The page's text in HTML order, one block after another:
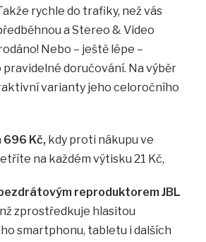
rychle do trafiky, než vás
a Stereo & Video
Nebo – ještě lépe –
doručování. Na výběr
varianty jeho celoročního
696 Kč, kdy proti nákupu ve
na každém výtisku 21 Kč,
reproduktorem JBL
zprostředkuje hlasitou
smartphonu, tabletu i dalších